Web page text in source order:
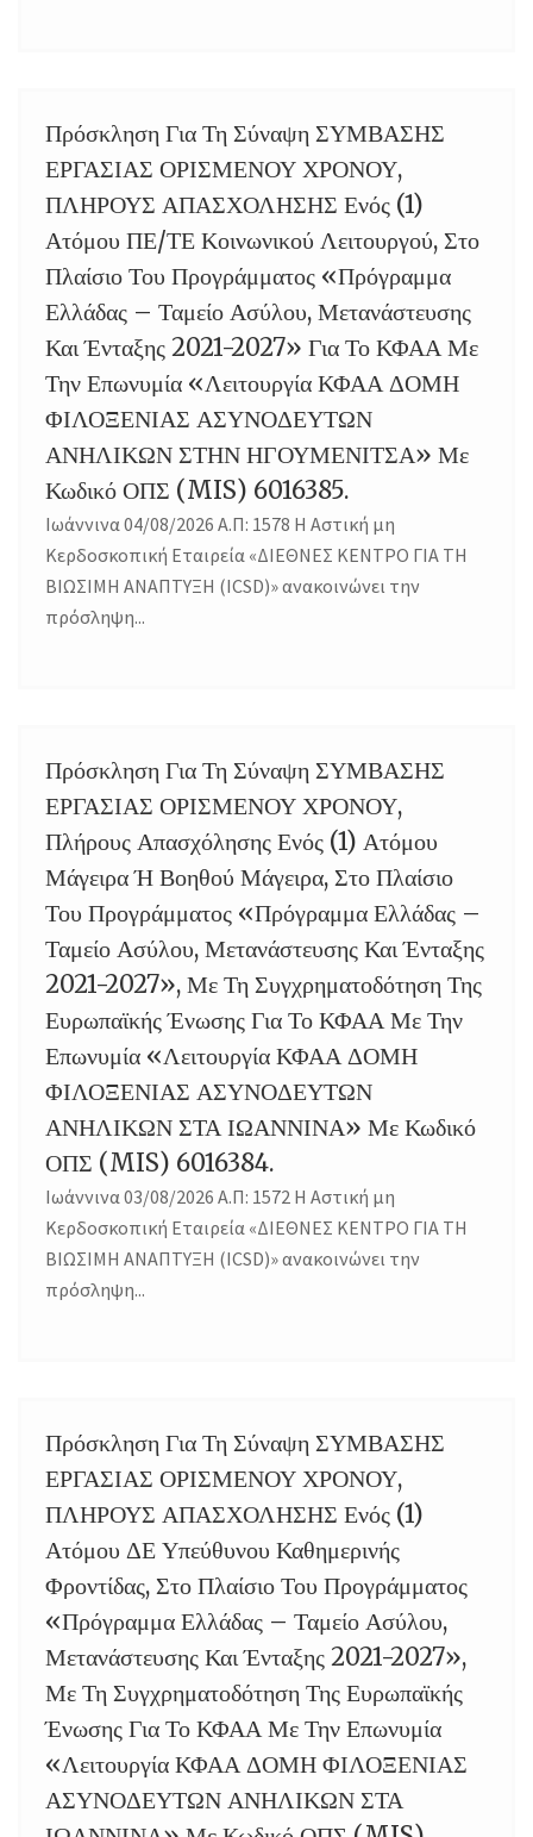
04
Πρόσκληση Για Τη Σύναψη ΣΥΜΒΑΣΗΣ
ΕΡΓΑΣΙΑΣ ΟΡΙΣΜΕΝΟΥ ΧΡΟΝΟΥ,
ΠΛΗΡΟΥΣ ΑΠΑΣΧΟΛΗΣΗΣ Ενός (1)
Ατόμου ΠΕ/ΤΕ Κοινωνικού Λειτουργού, Στο
Πλαίσιο Του Προγράμματος «Πρόγραμμα
Ελλάδας – Ταμείο Ασύλου, Μετανάστευσης
Και Ένταξης 2021-2027» Για Το ΚΦΑΑ Με
Την Επωνυμία «Λειτουργία ΚΦΑΑ ΔΟΜΗ
ΦΙΛΟΞΕΝΙΑΣ ΑΣΥΝΟΔΕΥΤΩΝ
ΑΝΗΛΙΚΩΝ ΣΤΗΝ ΗΓΟΥΜΕΝΙΤΣΑ» Με
Κωδικό ΟΠΣ (MIS) 6016385.
Ιωάννινα 04/08/2026 Α.Π: 1578 Η Αστική μη
Κερδοσκοπική Εταιρεία «ΔΙΕΘΝΕΣ ΚΕΝΤΡΟ ΓΙΑ ΤΗ
ΒΙΩΣΙΜΗ ΑΝΑΠΤΥΞΗ (ICSD)» ανακοινώνει την
πρόσληψη...
03
Πρόσκληση Για Τη Σύναψη ΣΥΜΒΑΣΗΣ
ΕΡΓΑΣΙΑΣ ΟΡΙΣΜΕΝΟΥ ΧΡΟΝΟΥ,
Πλήρους Απασχόλησης Ενός (1) Ατόμου
Μάγειρα Ή Βοηθού Μάγειρα, Στο Πλαίσιο
Του Προγράμματος «Πρόγραμμα Ελλάδας –
Ταμείο Ασύλου, Μετανάστευσης Και Ένταξης
2021-2027», Με Τη Συγχρηματοδότηση Της
Ευρωπαϊκής Ένωσης Για Το ΚΦΑΑ Με Την
Επωνυμία «Λειτουργία ΚΦΑΑ ΔΟΜΗ
ΦΙΛΟΞΕΝΙΑΣ ΑΣΥΝΟΔΕΥΤΩΝ
ΑΝΗΛΙΚΩΝ ΣΤΑ ΙΩΑΝΝΙΝΑ» Με Κωδικό
ΟΠΣ (MIS) 6016384.
Ιωάννινα 03/08/2026 Α.Π: 1572 Η Αστική μη
Κερδοσκοπική Εταιρεία «ΔΙΕΘΝΕΣ ΚΕΝΤΡΟ ΓΙΑ ΤΗ
ΒΙΩΣΙΜΗ ΑΝΑΠΤΥΞΗ (ICSD)» ανακοινώνει την
πρόσληψη...
03
Πρόσκληση Για Τη Σύναψη ΣΥΜΒΑΣΗΣ
ΕΡΓΑΣΙΑΣ ΟΡΙΣΜΕΝΟΥ ΧΡΟΝΟΥ,
ΠΛΗΡΟΥΣ ΑΠΑΣΧΟΛΗΣΗΣ Ενός (1)
Ατόμου ΔΕ Υπεύθυνου Καθημερινής
Φροντίδας, Στο Πλαίσιο Του Προγράμματος
«Πρόγραμμα Ελλάδας – Ταμείο Ασύλου,
Μετανάστευσης Και Ένταξης 2021-2027»,
Με Τη Συγχρηματοδότηση Της Ευρωπαϊκής
Ένωσης Για Το ΚΦΑΑ Με Την Επωνυμία
«Λειτουργία ΚΦΑΑ ΔΟΜΗ ΦΙΛΟΞΕΝΙΑΣ
ΑΣΥΝΟΔΕΥΤΩΝ ΑΝΗΛΙΚΩΝ ΣΤΑ